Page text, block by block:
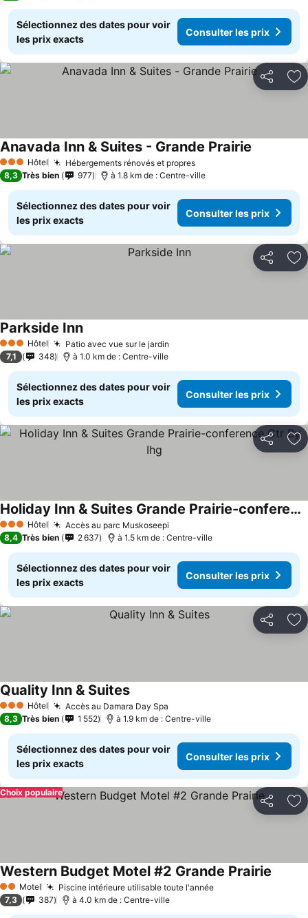
Sélectionnez des dates pour voir
les prix exacts
Consulter les prix
Partager
3 ÉtoilesHôtel Hébergements rénovés et propresConsulter les prix
Anavada Inn & Suites - Grande Prairie
8,3 Très bien 977 à 1.8 km de : Centre-ville
Sélectionnez des dates pour voir
les prix exacts
Consulter les prix
Partager
3 ÉtoilesHôtel Patio avec vue sur le jardin
Parkside InnConsulter les prix
7,1 348 à 1.0 km de : Centre-ville
Sélectionnez des dates pour voir
les prix exacts
Consulter les prix
Partager
3 ÉtoilesHôtel Accès au parc Muskoseepi
Holiday Inn & Suites Grande Prairie-conference Ctr By Ihg
Consulter les prix
8,4 Très bien 2 637 à 1.5 km de : Centre-ville
Sélectionnez des dates pour voir
les prix exacts
Consulter les prix
Partager
3 ÉtoilesHôtel Accès au Damara Day Spa
Quality Inn & SuitesConsulter les prix
8,3 Très bien 1 552 à 1.9 km de : Centre-ville
Sélectionnez des dates pour voir
les prix exacts
Consulter les prix
Partager
Choix populaire
2 ÉtoilesMotel Piscine intérieure utilisable toute l'annéeConsulter les prix
Western Budget Motel #2 Grande Prairie
7,3 387 à 4.0 km de : Centre-ville